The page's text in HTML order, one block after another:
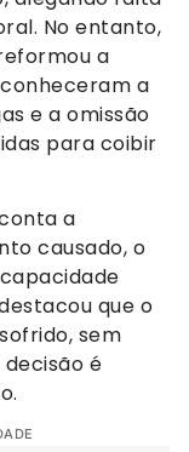
No entanto,
a
a
e a omissão
para coibir
a
causado, o
que o
sem
é